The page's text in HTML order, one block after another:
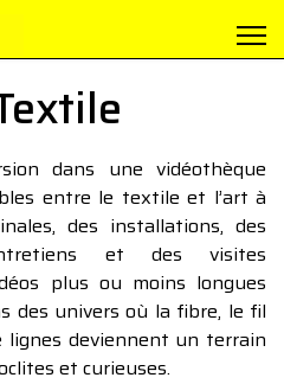
dans une vidéothèque
entre le textile et l’art à
des installations, des
et des visites
plus ou moins longues
des univers où la fibre, le fil
deviennent un terrain
et curieuses.